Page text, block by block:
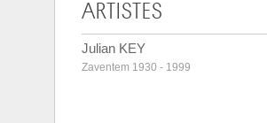
ARTISTES
Julian KEY
Zaventem 1930 - 1999